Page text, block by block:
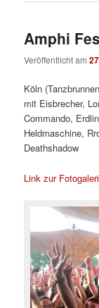
Amphi
Veröffentlicht am
Köln
mit Eisbrecher,
Commando,
Heldmaschine,
Deathshadow
Link zur